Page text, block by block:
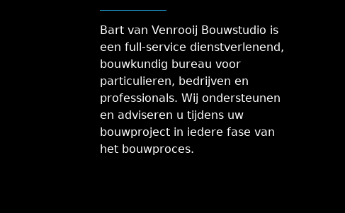
Bart van Venrooij Bouwstudio is
een full-service dienstverlenend,
bouwkundig bureau voor
particulieren, bedrijven en
professionals. Wij ondersteunen
en adviseren u tijdens uw
bouwproject in iedere fase van
het bouwproces.